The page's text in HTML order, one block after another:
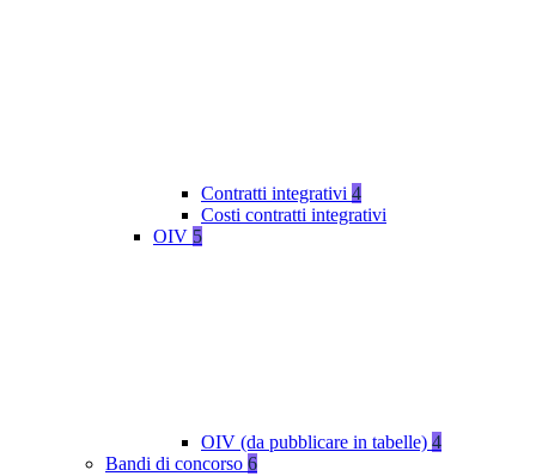
Contratti integrativi 4
Costi contratti integrativi
OIV 5
OIV (da pubblicare in tabelle) 4
Bandi di concorso 6